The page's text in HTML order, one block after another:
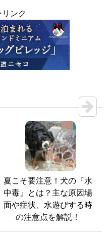
ンク
夏こそ要注意！犬の『水
中毒』とは？主な原因場
面や症状、水遊びする時
の注意点を解説！